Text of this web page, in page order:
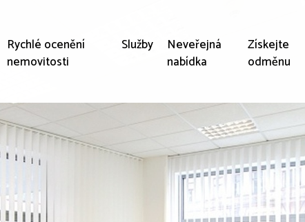
Rychlé ocenění
nemovitosti
Služby
Neveřejná
nabídka
Získejte
odměnu